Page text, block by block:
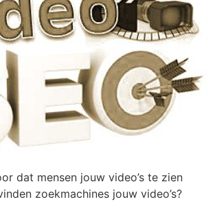
dat mensen jouw video’s te zien
zoekmachines jouw video’s?